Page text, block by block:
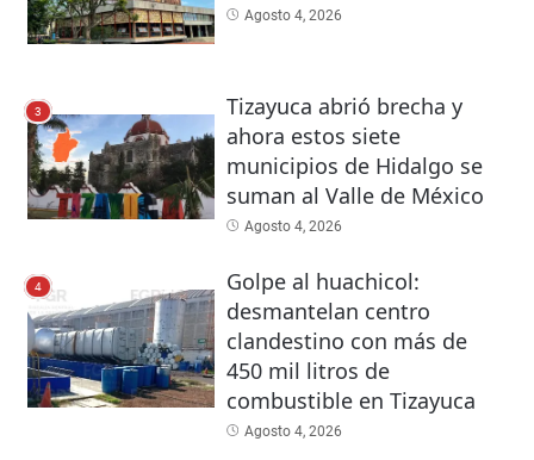
Agosto 4, 2026
3
Tizayuca abrió brecha y
ahora estos siete
municipios de Hidalgo se
suman al Valle de México
Agosto 4, 2026
4
Golpe al huachicol:
desmantelan centro
clandestino con más de
450 mil litros de
combustible en Tizayuca
Agosto 4, 2026